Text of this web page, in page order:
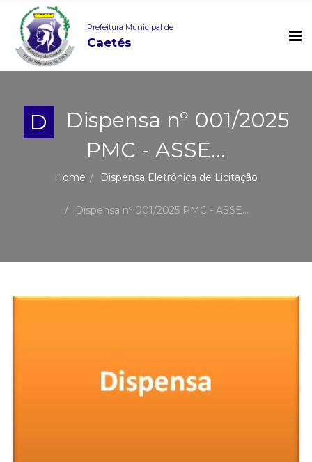
Prefeitura Municipal de
Caetés
D
Dispensa nº 001/2025
PMC - ASSE...
Home Dispensa Eletrônica de Licitação
Dispensa nº 001/2025 PMC - ASSE...